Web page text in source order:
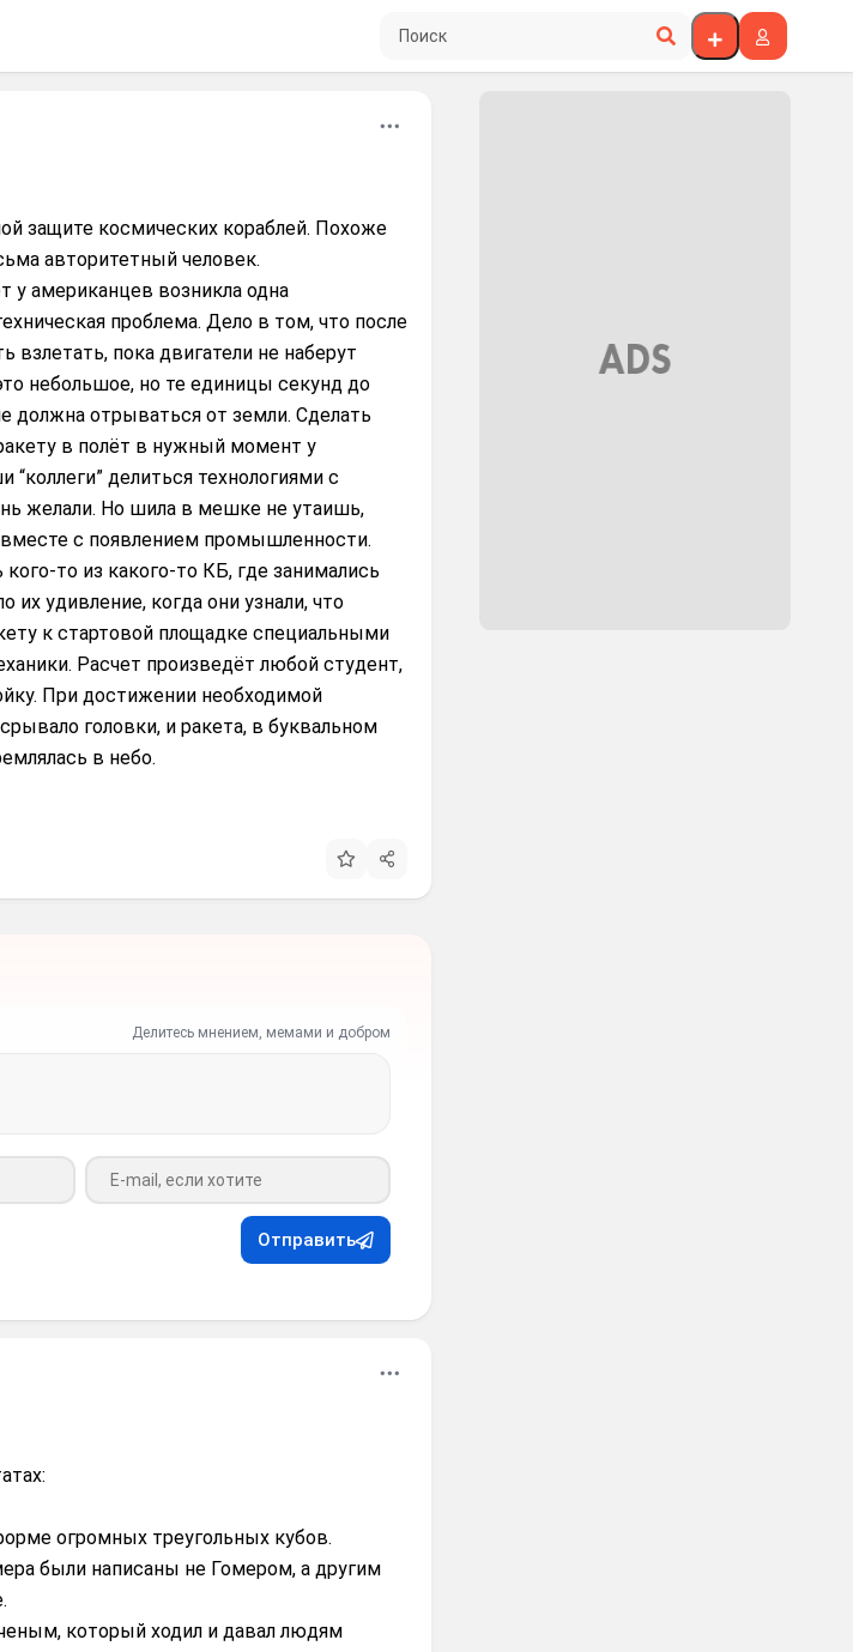
Поиск по сайту
защите космических кораблей. Похоже
авторитетный человек.
у американцев возникла одна
проблема. Дело в том, что после
взлетать, пока двигатели не наберут
небольшое, но те единицы секунд до
должна отрываться от земли. Сделать
в полёт в нужный момент у
делиться технологиями с
желали. Но шила в мешке не утаишь,
с появлением промышленности.
то из какого-то КБ, где занимались
удивление, когда они узнали, что
к стартовой площадке специальными
Расчет произведёт любой студент,
При достижении необходимой
головки, и ракета, в буквальном
в небо.
Делитесь мнением, мемами и добром
Ваш e-mail
Отправить
огромных треугольных кубов.
были написаны не Гомером, а другим
который ходил и давал людям